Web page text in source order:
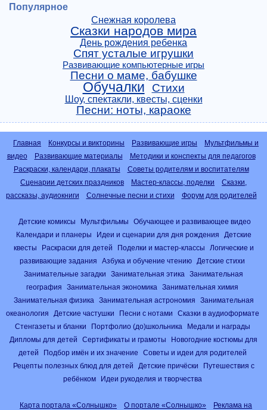
Популярное
Снежная королева
Сказки народов мира
День рождения ребенка
Спят усталые игрушки
Развивающие компьютерные игры
Песни о маме, бабушке
Обучалки Стихи
Шоу, спектакли, квесты, сценки
Песни: ноты, караоке
Главная Конкурсы и викторины Развивающие игры
Мультфильмы и
видео
Развивающие материалы
Методики и конспекты для педагогов
Раскраски, календари, плакаты
Советы родителям и воспитателям
Сценарии детских праздников
Мастер-классы, поделки
Сказки,
рассказы, аудиокниги
Солнечные песни и стихи Форум для родителей
Детские комиксы Мультфильмы
Обучающее и развивающее видео
Календари и планеры
Идеи и сценарии для дня рождения
Детские
квесты
Раскраски для детей Поделки и мастер-классы
Логические и
развивающие задания
Азбука и обучение чтению
Детские стихи
Занимательные загадки
Занимательная этика
Занимательная
география
Занимательная экономика
Занимательная химия
Занимательная физика
Занимательная астрономия
Занимательная
океанология
Детские частушки Песни с нотами
Сказки в аудиоформате
Стенгазеты и бланки
Портфолио (до)школьника
Медали и награды
Дипломы для детей
Сертификаты и грамоты
Новогодние костюмы для
детей
Подбор имён и их значение
Советы и идеи для родителей
Рецепты полезных блюд для детей
Детские причёски
Путешествия с
ребёнком
Идеи рукоделия и творчества
Карта портала «Солнышко» О портале «Солнышко»
Реклама на